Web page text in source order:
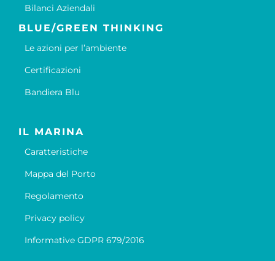
Bilanci Aziendali
BLUE/GREEN THINKING
Le azioni per l’ambiente
Certificazioni
Bandiera Blu
IL MARINA
Caratteristiche
Mappa del Porto
Regolamento
Privacy policy
Informative GDPR 679/2016